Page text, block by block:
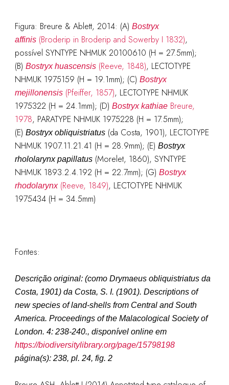
Figura: Breure & Ablett, 2014: (A) Bostryx
affinis(Broderip in Broderip and Sowerby I 1832),
possível SYNTYPE NHMUK 20100610 (H = 27.5mm);
(B) Bostryx huascensis(Reeve, 1848), LECTOTYPE
NHMUK 1975159 (H = 19.1mm); (C) Bostryx
mejillonensis(Pfeiffer, 1857), LECTOTYPE NHMUK
1975322 (H = 24.1mm); (D) Bostryx kathiaeBreure,
1978, PARATYPE NHMUK 1975228 (H = 17.5mm);
(E) Bostryx obliquistriatus(da Costa, 1901), LECTOTYPE
NHMUK 1907.11.21.41 (H = 28.9mm); (E) Bostryx
rhololarynx papillatus(Morelet, 1860), SYNTYPE
NHMUK 1893.2.4.192 (H = 22.7mm); (G) Bostryx
rhodolarynx(Reeve, 1849), LECTOTYPE NHMUK
1975434 (H = 34.5mm)
Fontes:
Descrição original: (como Drymaeus obliquistriatus da
Costa, 1901)da Costa, S. I. (1901). Descriptions of
new species of land-shells from Central and South
America. Proceedings of the Malacological Society of
London. 4: 238-240., disponível online em
https://biodiversitylibrary.org/page/15798198
página(s): 238, pl. 24, fig. 2